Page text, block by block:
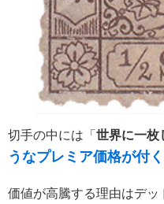
切手の中には「世界に一枚
うなプレミア価格が付
価値が高騰する理由はデ